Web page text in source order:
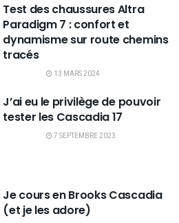
Test des chaussures Altra
Paradigm 7 : confort et
dynamisme sur route chemins
tracés
13 MARS 2024
J’ai eu le privilège de pouvoir
tester les Cascadia 17
7 SEPTEMBRE 2023
Je cours en Brooks Cascadia
(et je les adore)